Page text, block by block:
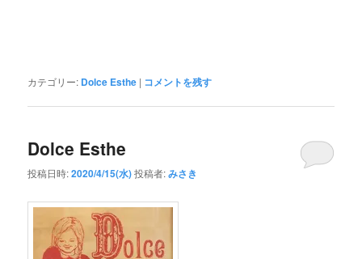
カテゴリー: Dolce Esthe | コメントを残す
Dolce Esthe
投稿日時:2020/4/15(水)投稿者:みさき